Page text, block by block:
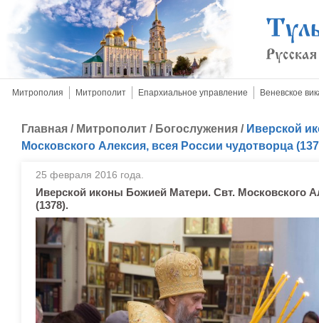
Митрополия Митрополит Епархиальное управление Веневское
Главная / Митрополит / Богослужения / Иверской
Московского Алексия, всея России чудотворца
25 февраля 2016 года.
Иверской иконы Божией Матери. Свт. Московского
(1378).